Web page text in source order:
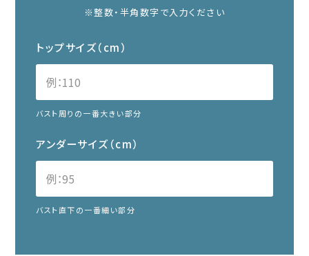
※整数・半角数字で入力ください
トップサイズ（cm）
バスト周りの一番大きい部分
アンダーサイズ（cm）
バスト直下の一番細い部分